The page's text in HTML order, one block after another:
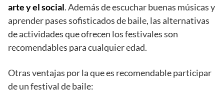
arte y el social. Además de escuchar buenas músicas y
aprender pases sofisticados de baile, las alternativas
de actividades que ofrecen los festivales son
recomendables para cualquier edad.
Otras ventajas por la que es recomendable participar
de un festival de baile: